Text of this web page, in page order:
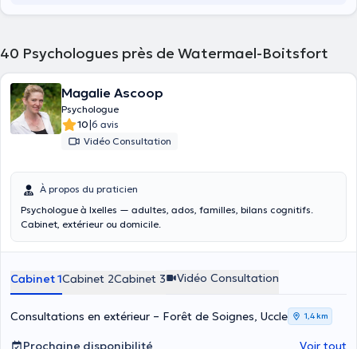
40 Psychologues près de Watermael-Boitsfort
Magalie Ascoop
Psychologue
10|6 avis
Vidéo Consultation
À propos du praticien
Psychologue à Ixelles — adultes, ados, familles, bilans cognitifs.
Cabinet, extérieur ou domicile.
Cabinet 1Cabinet 2Cabinet 3 Vidéo Consultation
Consultations en extérieur – Forêt de Soignes, Uccle 1,4 km
Prochaine disponibilité Voir tout